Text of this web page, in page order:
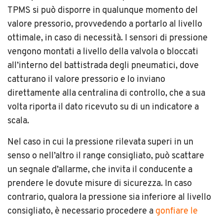
TPMS si può disporre in qualunque momento del
valore pressorio, provvedendo a portarlo al livello
ottimale, in caso di necessità. I sensori di pressione
vengono montati a livello della valvola o bloccati
all’interno del battistrada degli pneumatici, dove
catturano il valore pressorio e lo inviano
direttamente alla centralina di controllo, che a sua
volta riporta il dato ricevuto su di un indicatore a
scala.
Nel caso in cui la pressione rilevata superi in un
senso o nell’altro il range consigliato, può scattare
un segnale d’allarme, che invita il conducente a
prendere le dovute misure di sicurezza. In caso
contrario, qualora la pressione sia inferiore al livello
consigliato, è necessario procedere a gonfiare le